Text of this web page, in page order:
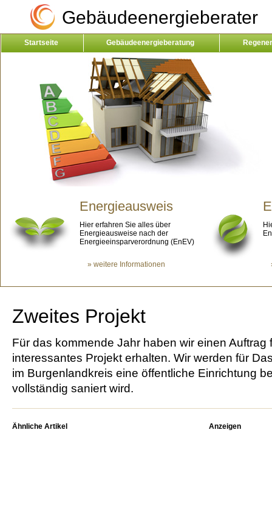
Gebäudeenergieberater
Startseite Gebäudeenergieberatung
Energieausweis
Hier erfahren Sie alles über
Energieausweise nach der
Energieeinsparverordnung (EnEV)
» weitere Informationen
Zweites Projekt
Für das kommende Jahr haben wir einen Auftrag
interessantes Projekt erhalten. Wir werden für
im Burgenlandkreis eine öffentliche Einrichtung
vollständig saniert wird.
Ähnliche Artikel Anzeigen